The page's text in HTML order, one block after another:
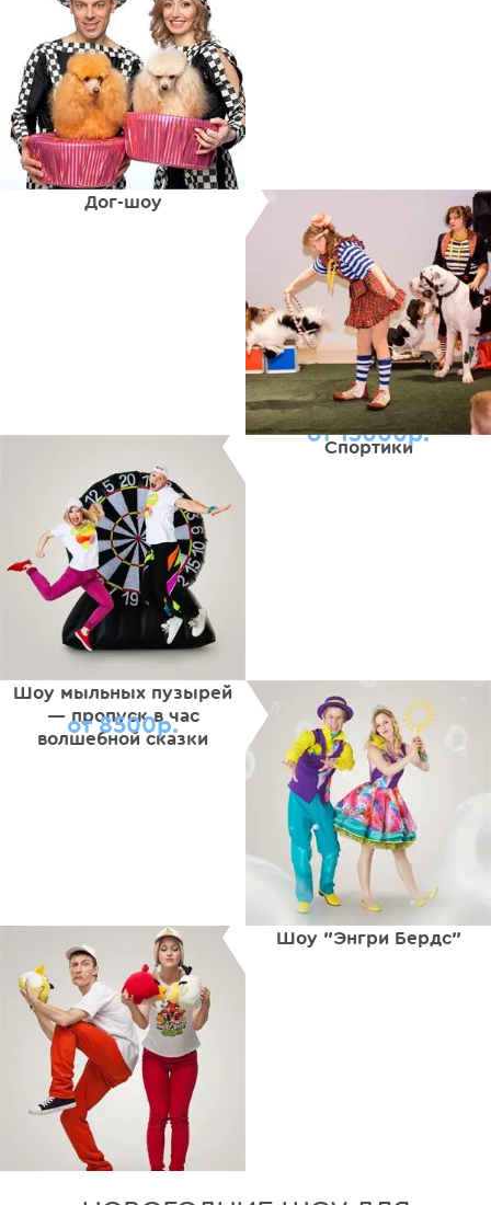
Дог-шоу
Спортики
от 15000р.
Шоу мыльных пузырей
— пропуск в час
волшебной сказки
от 8500р.
Шоу "Энгри Бердс"